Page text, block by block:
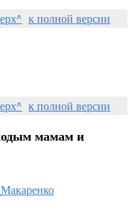
к полной версии
к полной версии
мамам и